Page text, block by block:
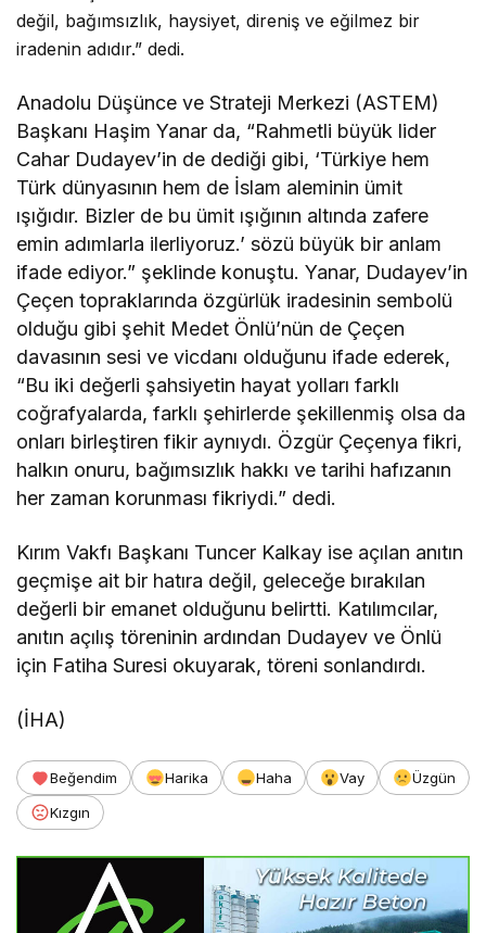
değil, bağımsızlık, haysiyet, direniş ve eğilmez bir
iradenin adıdır.” dedi.
Anadolu Düşünce ve Strateji Merkezi (ASTEM)
Başkanı Haşim Yanar da, “Rahmetli büyük lider
Cahar Dudayev’in de dediği gibi, ‘Türkiye hem
Türk dünyasının hem de İslam aleminin ümit
ışığıdır. Bizler de bu ümit ışığının altında zafere
emin adımlarla ilerliyoruz.’ sözü büyük bir anlam
ifade ediyor.” şeklinde konuştu. Yanar, Dudayev’in
Çeçen topraklarında özgürlük iradesinin sembolü
olduğu gibi şehit Medet Önlü’nün de Çeçen
davasının sesi ve vicdanı olduğunu ifade ederek,
“Bu iki değerli şahsiyetin hayat yolları farklı
coğrafyalarda, farklı şehirlerde şekillenmiş olsa da
onları birleştiren fikir aynıydı. Özgür Çeçenya fikri,
halkın onuru, bağımsızlık hakkı ve tarihi hafızanın
her zaman korunması fikriydi.” dedi.
Kırım Vakfı Başkanı Tuncer Kalkay ise açılan anıtın
geçmişe ait bir hatıra değil, geleceğe bırakılan
değerli bir emanet olduğunu belirtti. Katılımcılar,
anıtın açılış töreninin ardından Dudayev ve Önlü
için Fatiha Suresi okuyarak, töreni sonlandırdı.
(İHA)
Beğendim Harika Haha Vay
Üzgün
Kızgın